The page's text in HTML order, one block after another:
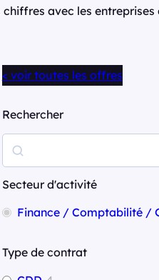
avec les entreprises
< voir toutes les offres
Rechercher
e
c
h
r
Secteur d'activité
Finance / Comptabilité /
Type de contrat